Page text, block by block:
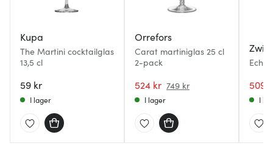
Kupa
The Martini cocktailglas
13,5 cl
59 kr
I lager
Orrefors
Carat martiniglas 25 cl
2-pack
524 kr 749 kr
I lager
Echo
509
I